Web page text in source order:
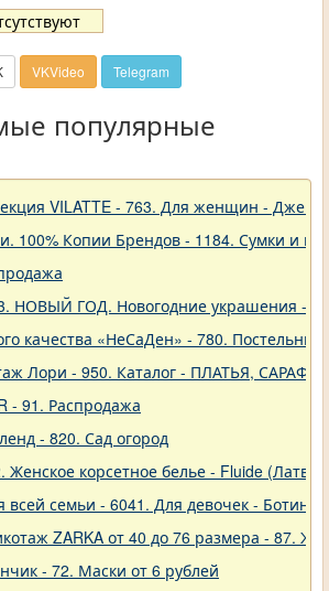
VKVideo Telegram
популярные
VILATTE - 763. Для женщин -
100% Копии Брендов - 1184. Сумки и
НОВЫЙ ГОД. Новогодние украшения -
качества «НеСаДен» - 780.
Лори - 950. Каталог - ПЛАТЬЯ,
- 91. Распродажа
- 820. Сад огород
Женское корсетное белье - Fluide
семьи - 6041. Для девочек - Ботинки
ZARKA от 40 до 76 размера - 87.
- 72. Маски от 6 рублей